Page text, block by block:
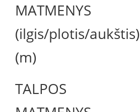
MATMENYS
(ilgis/plotis/aukštis)
(m)
TALPOS